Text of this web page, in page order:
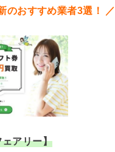
のおすすめ業者3選！ ／
アリー】